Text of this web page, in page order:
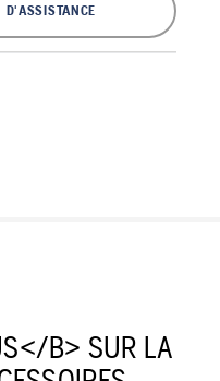
D'ASSISTANCE
B> SUR LA